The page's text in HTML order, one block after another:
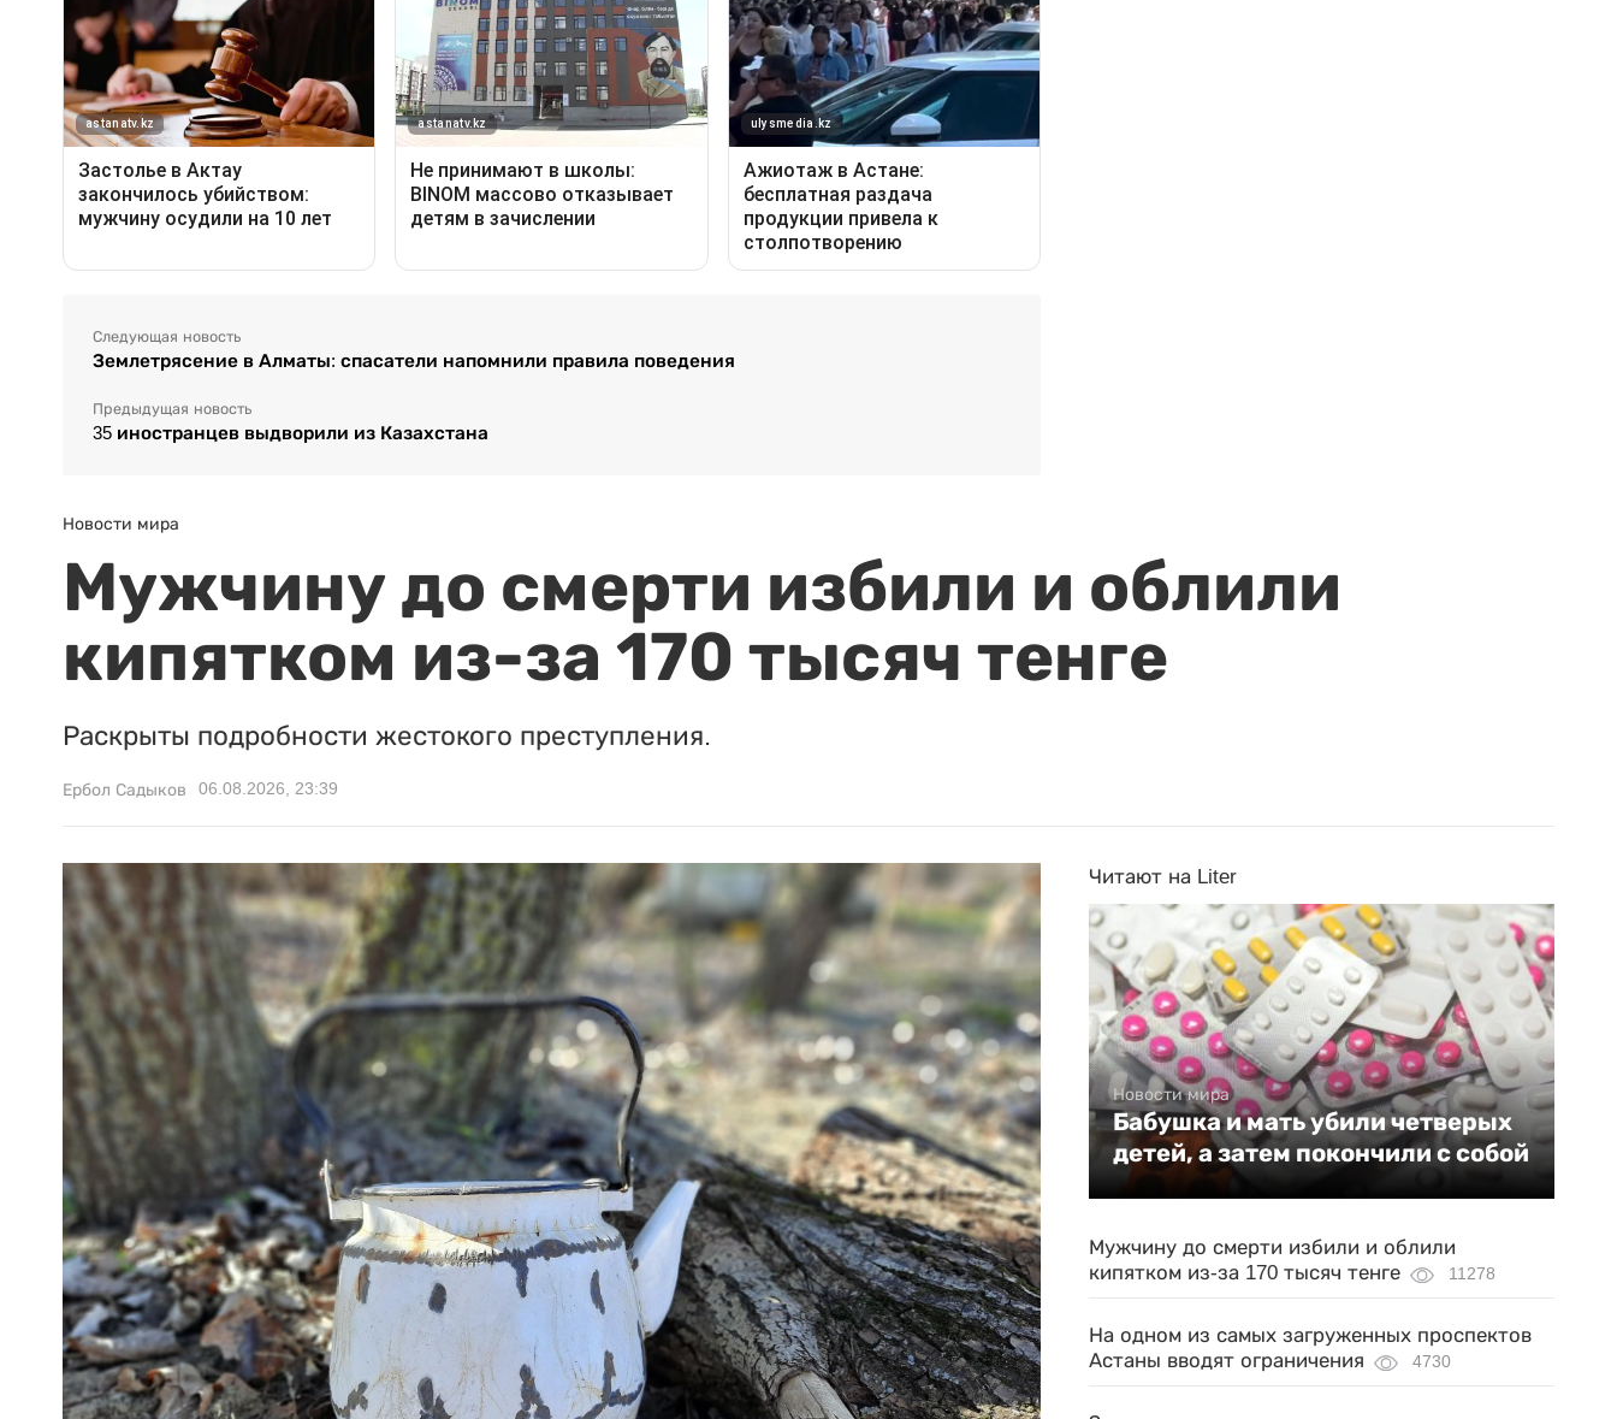
Следующая новость
Землетрясение в Алматы: спасатели напомнили правила поведения
Предыдущая новость
35 иностранцев выдворили из Казахстана
Новости мира
Мужчину до смерти избили и облили
кипятком из-за 170 тысяч тенге
Раскрыты подробности жестокого преступления.
Ербол Садыков 06.08.2026, 23:39
Читают на Liter
Новости мира
Бабушка и мать убили четверых
детей, а затем покончили с собой
Мужчину до смерти избили и облили
кипятком из-за 170 тысяч тенге
11278
На одном из самых загруженных проспектов
Астаны вводят ограничения
4730